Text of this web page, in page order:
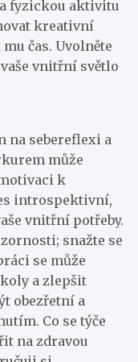
fyzickou aktivitu
kreativní
čas. Uvolněte
vnitřní světlo
na sebereflexi a
může
k
introspektivní,
vnitřní potřeby.
snažte se
se může
a zlepšit
obezřetní a
Co se týče
na zdravou